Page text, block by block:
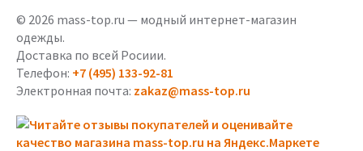
© 2026 mass-top.ru — модный интернет-магазин
одежды.
Доставка по всей Росиии.
Телефон: +7 (495) 133-92-81
Электронная почта: zakaz@mass-top.ru